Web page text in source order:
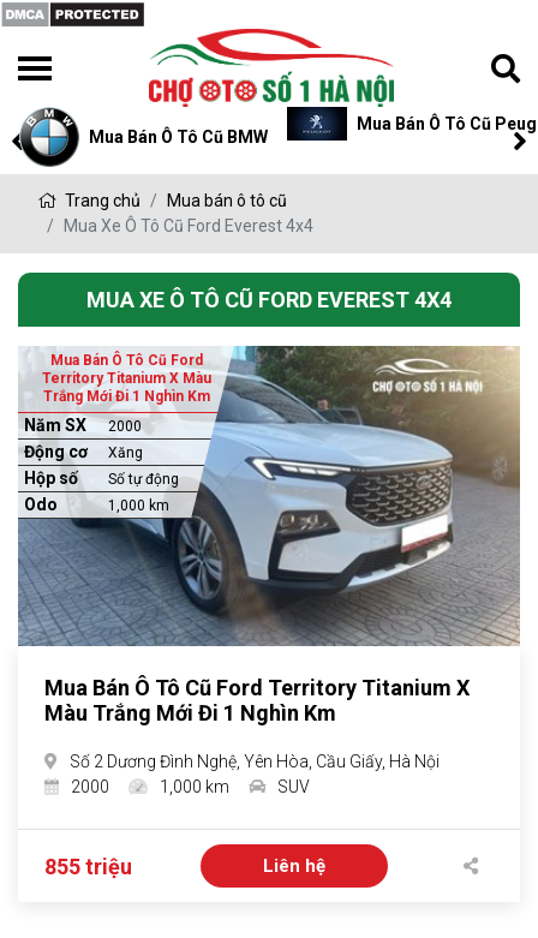
Mua Bán Ô Tô Cũ BMW
Mua Bán Ô Tô Cũ
Trang chủ
Mua bán ô tô cũ
Mua Xe Ô Tô Cũ Ford Everest 4x4
MUA XE Ô TÔ CŨ FORD EVEREST 4X4
Mua Bán Ô Tô Cũ Ford
Territory Titanium X Màu
Trắng Mới Đi 1 Nghìn Km
Năm SX 2000
Động cơ Xăng
Hộp số Số tự động
Odo 1,000 km
Mua Bán Ô Tô Cũ Ford Territory Titanium X
Màu Trắng Mới Đi 1 Nghìn Km
Số 2 Dương Đình Nghệ, Yên Hòa, Cầu Giấy, Hà Nội
2000
1,000 km SUV
855 triệu Liên hệ